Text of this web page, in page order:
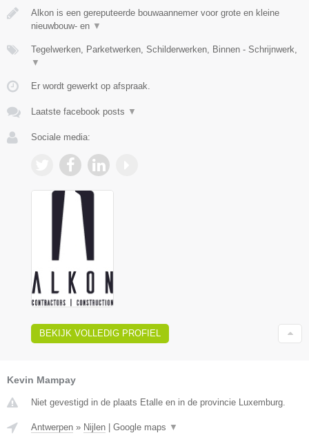
Alkon is een gereputeerde bouwaannemer voor grote en kleine
nieuwbouw- en ▼
Tegelwerken, Parketwerken, Schilderwerken, Binnen - Schrijnwerk,
▼
Er wordt gewerkt op afspraak.
Laatste facebook posts ▼
Sociale media:
BEKIJK VOLLEDIG PROFIEL
Kevin Mampay
Niet gevestigd in de plaats Etalle en in de provincie Luxemburg.
Antwerpen » Nijlen Google maps ▼